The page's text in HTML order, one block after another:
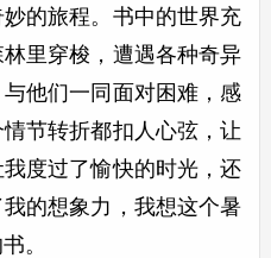
的旅程。书中的世界充
里穿梭，遭遇各种奇异
他们一同面对困难，感
节转折都扣人心弦，让
度过了愉快的时光，还
的想象力，我想这个暑
。